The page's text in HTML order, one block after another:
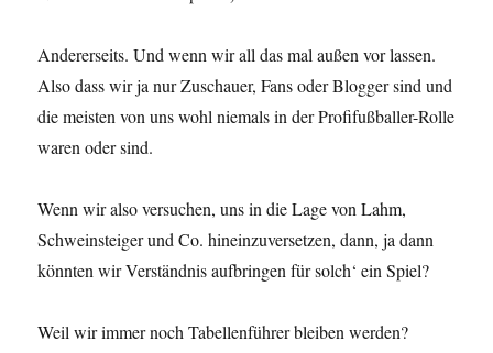
Andererseits. Und wenn wir all das mal außen vor lassen.
Also dass wir ja nur Zuschauer, Fans oder Blogger sind und
die meisten von uns wohl niemals in der Profifußballer-Rolle
waren oder sind.
Wenn wir also versuchen, uns in die Lage von Lahm,
Schweinsteiger und Co. hineinzuversetzen, dann, ja dann
könnten wir Verständnis aufbringen für solch‘ ein Spiel?
Weil wir immer noch Tabellenführer bleiben werden?